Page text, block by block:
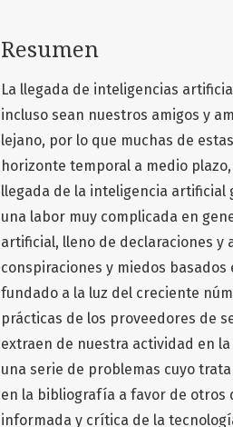
Resumen
La llegada de inteligencias
incluso sean nuestros amigos y
lejano, por lo que muchas de
horizonte temporal a medio
llegada de la inteligencia artificial
una labor muy complicada en
artificial, lleno de declaraciones
conspiraciones y miedos
fundado a la luz del creciente
prácticas de los proveedores de
extraen de nuestra actividad en
una serie de problemas cuyo
en la bibliografía a favor de otros
informada y crítica de la